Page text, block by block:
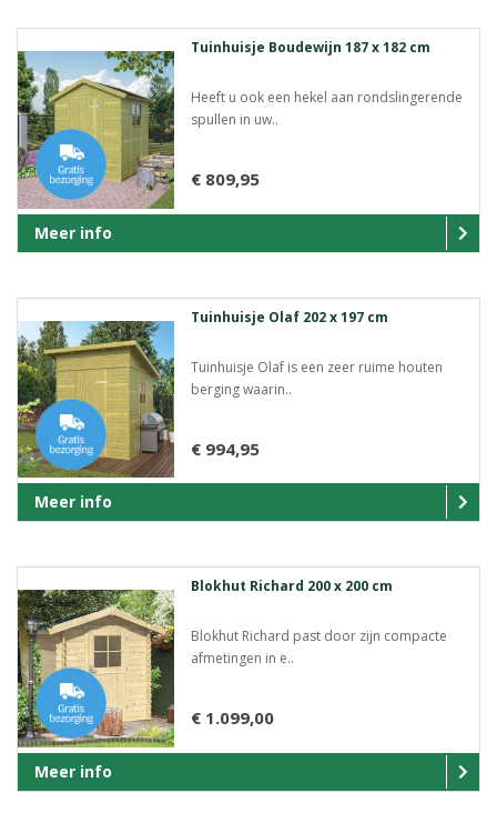
Tuinhuisje Boudewijn 187 x 182 cm
Heeft u ook een hekel aan rondslingerende
spullen in uw..
€ 809,95
Meer info
Tuinhuisje Olaf 202 x 197 cm
Tuinhuisje Olaf is een zeer ruime houten
berging waarin..
€ 994,95
Meer info
Blokhut Richard 200 x 200 cm
Blokhut Richard past door zijn compacte
afmetingen in e..
€ 1.099,00
Meer info